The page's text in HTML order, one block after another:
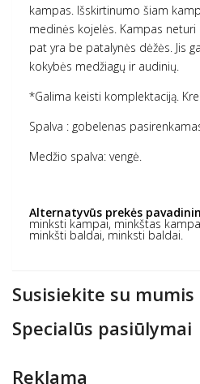
kampas. Išskirtinumo šiam
medinės kojelės. Kampas
pat yra be patalynės dėžės. Jis
kokybės medžiagų ir audinių.
*Galima keisti komplektaciją.
Spalva : gobelenas
Medžio spalva: vengė.
Alternatyvūs prekės
minksti kampai, minkštas
minkšti baldai, minksti baldai.
Susisiekite su mumis
Specialūs pasiūlymai
Reklama